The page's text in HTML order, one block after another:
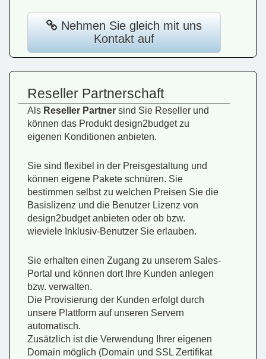
Kontakt auf
Reseller Partnerschaft
Als Reseller Partner sind Sie Reseller und
können das Produkt design2budget zu
eigenen Konditionen anbieten.
Sie sind flexibel in der Preisgestaltung und
können eigene Pakete schnüren. Sie
bestimmen selbst zu welchen Preisen Sie die
Basislizenz und die Benutzer Lizenz von
design2budget anbieten oder ob bzw.
wieviele Inklusiv-Benutzer Sie erlauben.
Sie erhalten einen Zugang zu unserem Sales-
Portal und können dort Ihre Kunden anlegen
bzw. verwalten.
Die Provisierung der Kunden erfolgt durch
unsere Plattform auf unseren Servern
automatisch.
Zusätzlich ist die Verwendung Ihrer eigenen
Domain möglich (Domain und SSL Zertifikat